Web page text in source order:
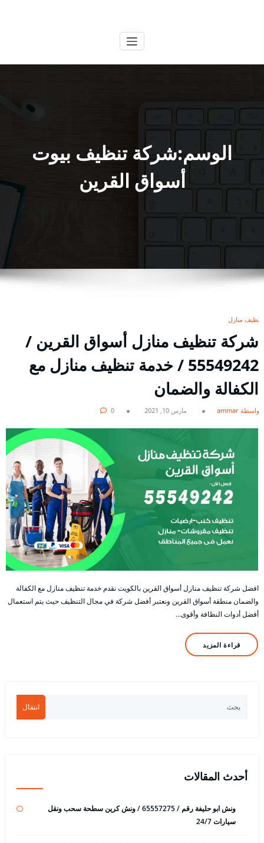
الوسم:شركة تنظيف بيوت
أسواق القرين
تنظيف منازل
شركة تنظيف منازل أسواق القرين /
55549242 / خدمة تنظيف منازل مع
الكفالة والضمان
بواسطة ammar مارس 10, 2021 0
افضل شركة تنظيف منازل أسواق القرين بالكويت نقدم خدمة تنظيف منازل مع الكفالة
والضمان منطقة أسواق القرين ونعتبر أفضل شركة في مجال التنظيف حيث يتم استعمال
أفضل أدوات النظافة وأقوى…
قراءة المزيد
انتقال
أحدث المقالات
ونش ابو حليفة رقم / 65557275 / ونش كرين سطحة سحب ونقل
سيارات 24/7